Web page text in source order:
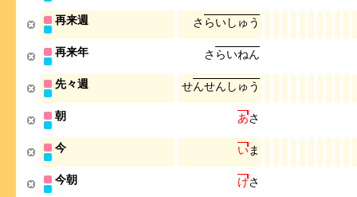
再来週 さ らいし ゅ う
再来年 さ らいねん
先々週 せんせん し ゅ う
朝 あさ
今 いま
今朝 けさ